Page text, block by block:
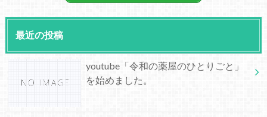
最近の投稿
youtube「令和の薬屋のひとりごと」
を始めました。